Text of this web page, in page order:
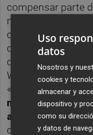
compensar parte
mantenimiento
controlan
condiciones (por
carnet del
Wazoo apunta a
«
alquiler entre
más económico
aeropuerto», y la
cercanos desde el
Uso
datos
Nosotros y
cookies y
almacenar y
dispositivo y
como su
y datos de